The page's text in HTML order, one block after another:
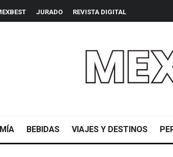
JURADO REVISTA DIGITAL
BEBIDAS VIAJES Y DESTINOS